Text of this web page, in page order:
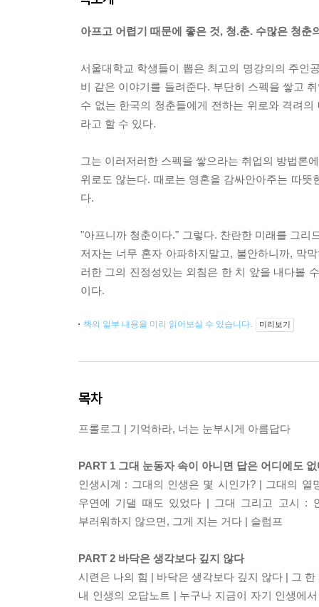
아프고 어렵기 때문에 좋은 것, 청.춘. 수많은 청
서울대학교 학생들이 뽑은 최고의 명강의의 주인
비 같은 이야기를 들려준다. 부단히 스펙을 쌓고
수 없는 한국의 청춘들에게 전하는 위로와 격려
라고 할 수 있다.
그는 이러저러한 스펙을 쌓으라는 취업의 방법론
위로도 않는다. 때로는 영혼을 감싸안아주는 따
다.
"아프니까 청춘이다." 그렇다. 찬란한 미래를 그
저자는 너무 혼자 아파하지말고, 불안하니까, 막
러한 그의 진정성있는 외침은 한 치 앞을 내다볼
이다.
책의 일부 내용을 미리 읽어보실 수 있습니다. 미리보기
목차
프롤로그 | 기억하라, 너는 눈부시게 아름답다
PART 1 그대 눈동자 속이 아니면 답은 어디에도 없
인생시계 : 그대의 인생은 몇 시인가? | 그대의
우연에 기댈 때도 있었다 | 그대 그리고 고시 :
부러워하지 않으면, 그게 지는 거다 | 슬럼프
PART 2 바닥은 생각보다 깊지 않다
시련은 나의 힘 | 바닥은 생각보다 깊지 않다 | 그
내 인생의 오답노트 | 누구나 지금이 자기 인생에